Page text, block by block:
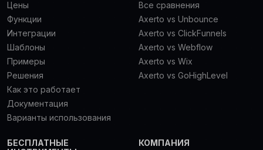
Цены
Функции
Интеграции
Шаблоны
Примеры
Решения
Как это работает
Документация
Варианты использования
Все сравнения
Axerto vs Unbounce
Axerto vs ClickFunnels
Axerto vs Webflow
Axerto vs Wix
Axerto vs GoHighLevel
БЕСПЛАТНЫЕ
КОМПАНИЯ